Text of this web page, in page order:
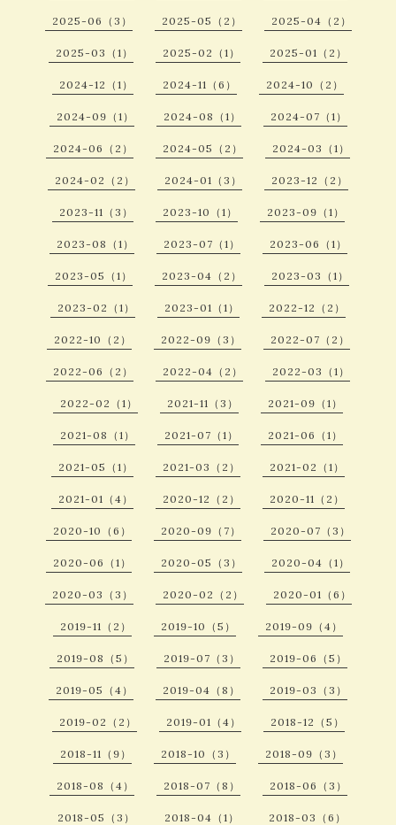
2025-06（3） 2025-05（2） 2025-04（2）
2025-03（1） 2025-02（1） 2025-01（2）
2024-12（1） 2024-11（6） 2024-10（2）
2024-09（1） 2024-08（1） 2024-07（1）
2024-06（2） 2024-05（2） 2024-03（1）
2024-02（2） 2024-01（3） 2023-12（2）
2023-11（3） 2023-10（1） 2023-09（1）
2023-08（1） 2023-07（1） 2023-06（1）
2023-05（1） 2023-04（2） 2023-03（1）
2023-02（1） 2023-01（1） 2022-12（2）
2022-10（2） 2022-09（3） 2022-07（2）
2022-06（2） 2022-04（2） 2022-03（1）
2022-02（1） 2021-11（3） 2021-09（1）
2021-08（1） 2021-07（1） 2021-06（1）
2021-05（1） 2021-03（2） 2021-02（1）
2021-01（4） 2020-12（2） 2020-11（2）
2020-10（6） 2020-09（7） 2020-07（3）
2020-06（1） 2020-05（3） 2020-04（1）
2020-03（3） 2020-02（2） 2020-01（6）
2019-11（2） 2019-10（5） 2019-09（4）
2019-08（5） 2019-07（3） 2019-06（5）
2019-05（4） 2019-04（8） 2019-03（3）
2019-02（2） 2019-01（4） 2018-12（5）
2018-11（9） 2018-10（3） 2018-09（3）
2018-08（4） 2018-07（8） 2018-06（3）
2018-05（3） 2018-04（1） 2018-03（6）